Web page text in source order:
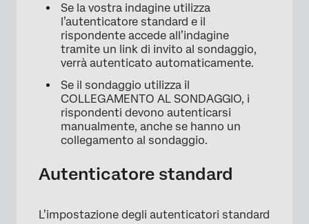
Se la vostra indagine utilizza
l’autenticatore standard e il
rispondente accede all’indagine
tramite un link di invito al sondaggio,
verrà autenticato automaticamente.
Se il sondaggio utilizza il
COLLEGAMENTO AL SONDAGGIO, i
rispondenti devono autenticarsi
manualmente, anche se hanno un
collegamento al sondaggio.
Autenticatore standard
L’impostazione degli autenticatori standard